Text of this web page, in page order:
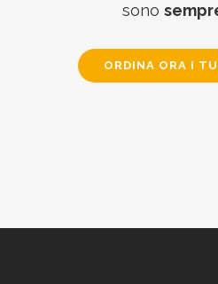
sono
ORDINA ORA I